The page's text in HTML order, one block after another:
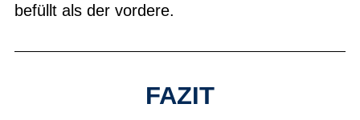
befüllt als der vordere.
FAZIT